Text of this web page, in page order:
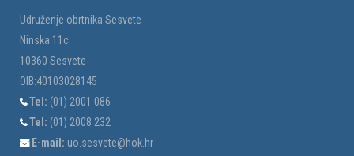
Udruženje obrtnika Sesvete
Ninska 11c
10360 Sesvete
OIB:40103028145
Tel: (01) 2001 086
Tel: (01) 2008 232
E-mail: uo.sesvete@hok.hr